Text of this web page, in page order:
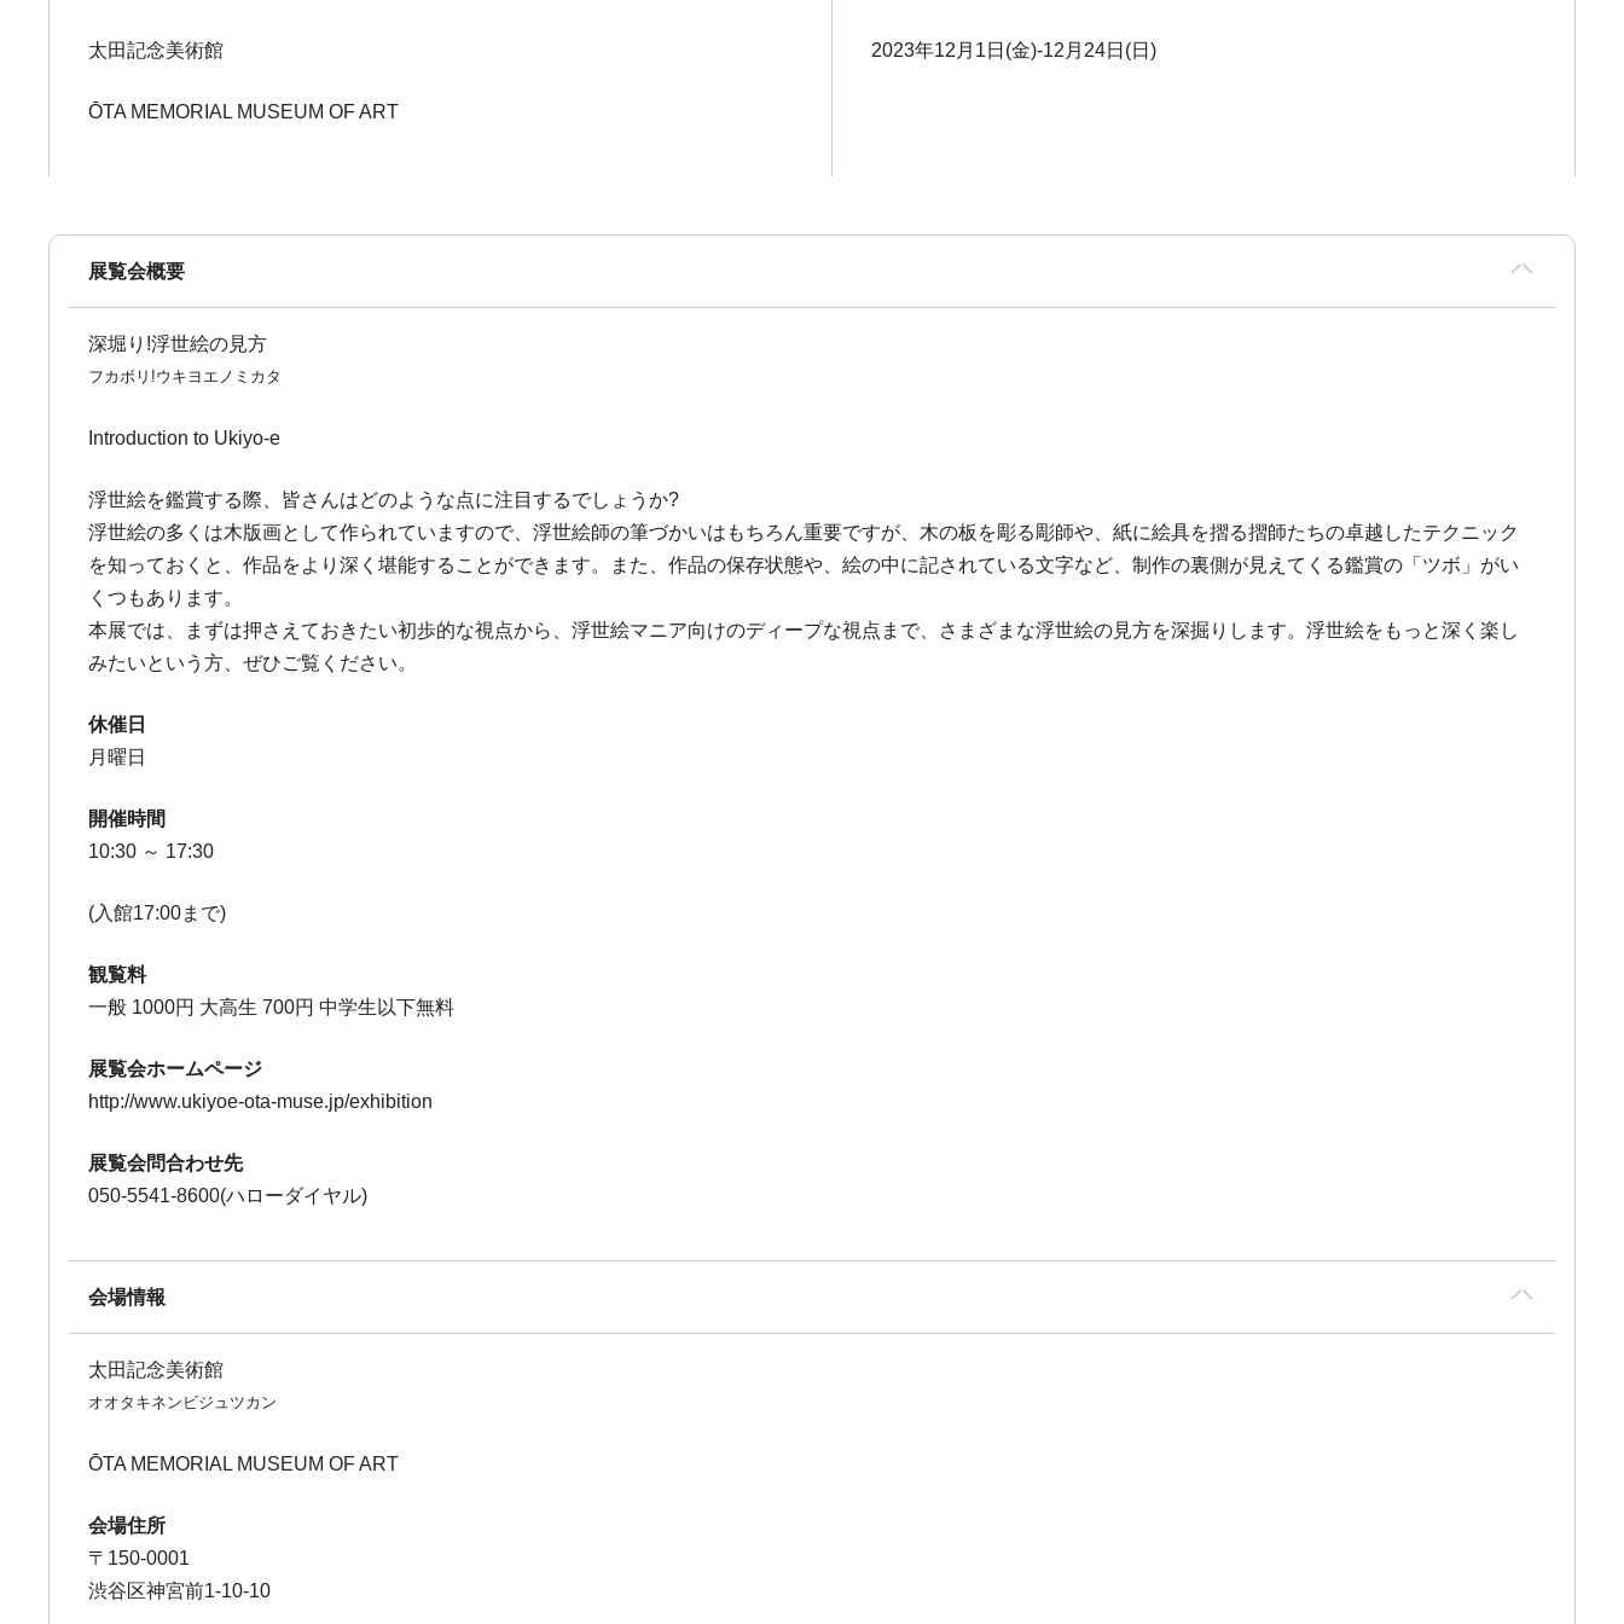
太田記念美術館
ŌTA MEMORIAL MUSEUM OF ART
2023年12月1日(金)-12月24日(日)
展覧会概要
深堀り!浮世絵の見方
フカボリ!ウキヨエノミカタ
Introduction to Ukiyo-e
浮世絵を鑑賞する際、皆さんはどのような点に注目するでしょうか?
浮世絵の多くは木版画として作られていますので、浮世絵師の筆づかいはもちろん重要ですが、木の板を彫る彫師や、紙に絵具を摺る摺師たちの卓越したテクニック
を知っておくと、作品をより深く堪能することができます。また、作品の保存状態や、絵の中に記されている文字など、制作の裏側が見えてくる鑑賞の「ツボ」がい
くつもあります。
本展では、まずは押さえておきたい初歩的な視点から、浮世絵マニア向けのディープな視点まで、さまざまな浮世絵の見方を深掘りします。浮世絵をもっと深く楽し
みたいという方、ぜひご覧ください。
休催日
月曜日
開催時間
10:30 ～ 17:30
(入館17:00まで)
観覧料
一般 1000円 大高生 700円 中学生以下無料
展覧会ホームページ
http://www.ukiyoe-ota-muse.jp/exhibition
展覧会問合わせ先
050-5541-8600(ハローダイヤル)
会場情報
太田記念美術館
オオタキネンビジュツカン
ŌTA MEMORIAL MUSEUM OF ART
会場住所
〒150-0001
渋谷区神宮前1-10-10